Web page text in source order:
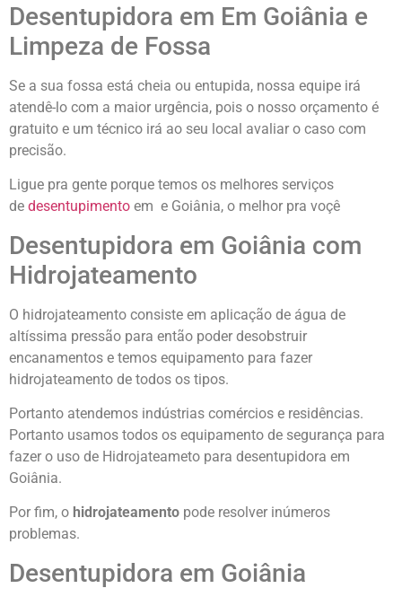
Desentupidora em Em Goiânia e
Limpeza de Fossa
Se a sua fossa está cheia ou entupida, nossa equipe irá
atendê-lo com a maior urgência, pois o nosso orçamento é
gratuito e um técnico irá ao seu local avaliar o caso com
precisão.
Ligue pra gente porque temos os melhores serviços
de desentupimento em e Goiânia, o melhor pra voçê
Desentupidora em Goiânia com
Hidrojateamento
O hidrojateamento consiste em aplicação de água de
altíssima pressão para então poder desobstruir
encanamentos e temos equipamento para fazer
hidrojateamento de todos os tipos.
Portanto atendemos indústrias comércios e residências.
Portanto usamos todos os equipamento de segurança para
fazer o uso de Hidrojateameto para desentupidora em
Goiânia.
Por fim, o hidrojateamento pode resolver inúmeros
problemas.
Desentupidora em Goiânia